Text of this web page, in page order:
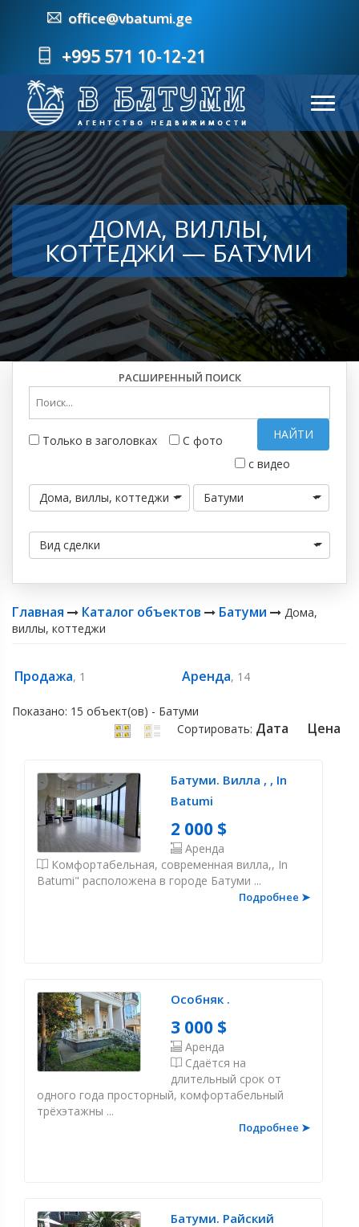
office@vbatumi.ge
+995 571 10-12-21
ДОМА, ВИЛЛЫ,
КОТТЕДЖИ — БАТУМИ
РАСШИРЕННЫЙ ПОИСК
НАЙТИ
Только в заголовках
С фото
с видео
Дома, виллы, коттеджи Батуми
Вид сделки
Главная Каталог объектов Батуми
Дома,
виллы, коттеджи
Продажа, 1 Аренда, 14
Показано: 15 объект(ов) - Батуми
Сортировать: Дата Цена
Батуми. Вилла , , In
Batumi
2 000 $
Аренда
Комфортабельная, современная вилла,, In
Batumi" расположена в городе Батуми ...
Подробнее ➤
Особняк .
3 000 $
Аренда
Сдаётся на
длительный срок от
одного года просторный, комфортабельный
трёхэтажны ...
Подробнее ➤
Батуми. Райский